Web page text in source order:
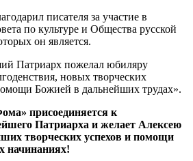
писателя за участие в
по культуре и Общества русской
он является.
Патриарх пожелал юбиляру
новых творческих
Божией в дальнейших трудах».
присоединяется к
Патриарха и желает Алексею
творческих успехов и помощи
начинаниях!